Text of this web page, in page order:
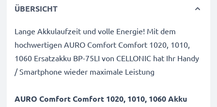
ÜBERSICHT
Lange Akkulaufzeit und volle Energie! Mit dem
hochwertigen AURO Comfort Comfort 1020, 1010,
1060 Ersatzakku BP-75LI von CELLONIC hat Ihr Handy
/ Smartphone wieder maximale Leistung
AURO Comfort Comfort 1020, 1010, 1060 Akku